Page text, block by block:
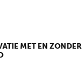
MET EN ZONDER